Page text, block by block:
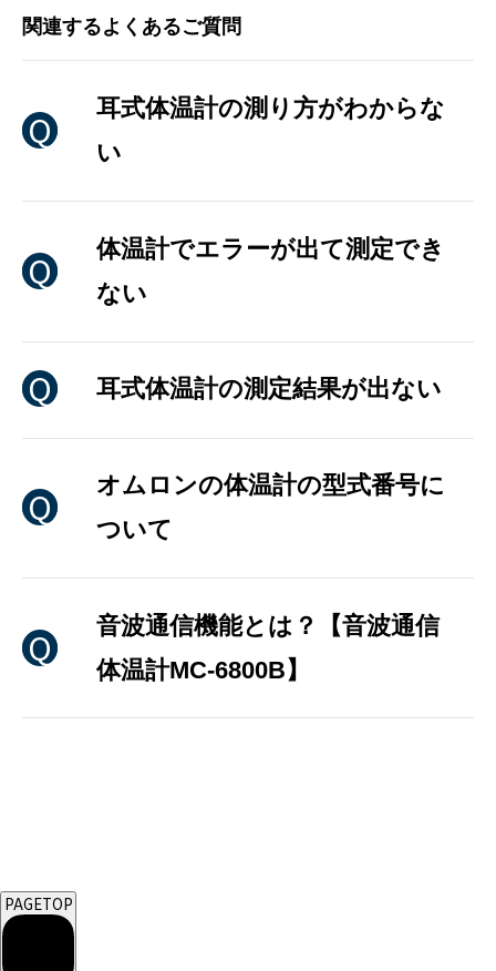
関連するよくあるご質問
耳式体温計の測り方がわからな
い
体温計でエラーが出て測定でき
ない
耳式体温計の測定結果が出ない
オムロンの体温計の型式番号に
ついて
音波通信機能とは？【音波通信
体温計MC-6800B】
PAGETOP